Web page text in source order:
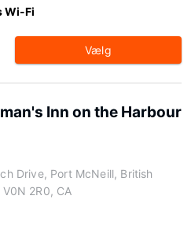
Wi-Fi
Vælg
Inn on the Harbour
Drive, Port McNeill, British
2R0, CA